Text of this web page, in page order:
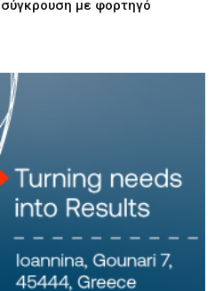
σύγκρουση με φορτηγό